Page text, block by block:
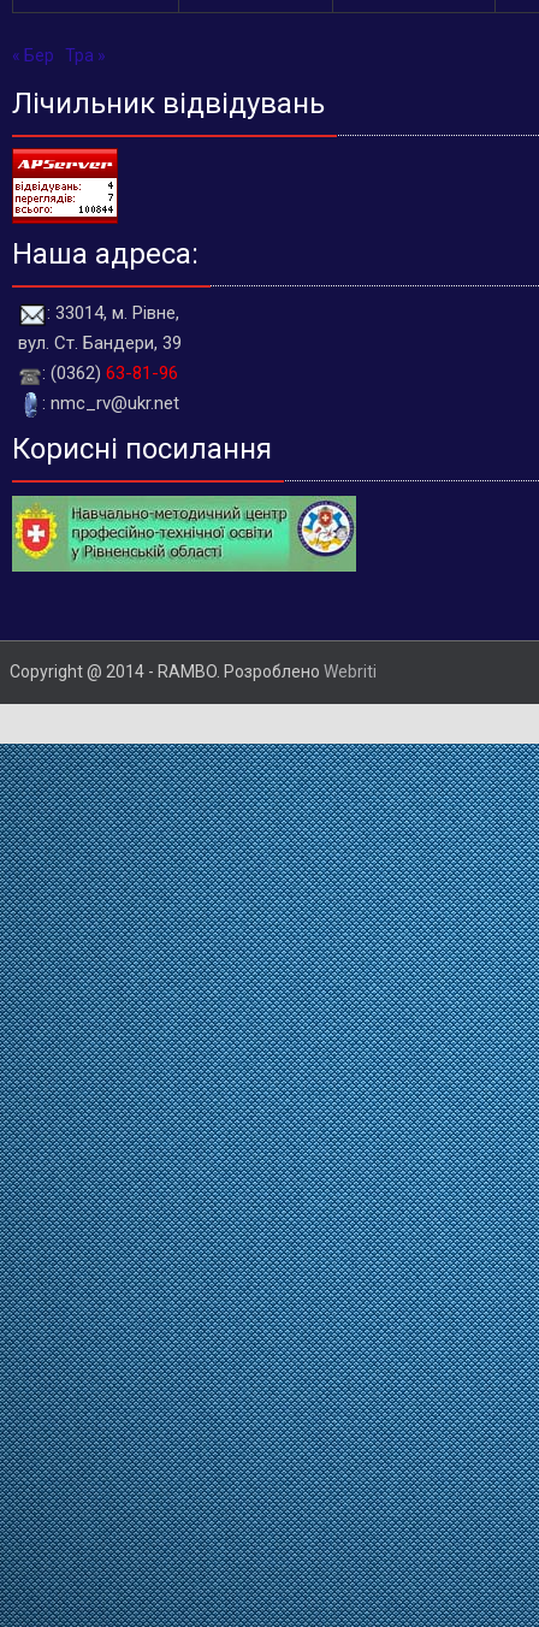
« Бер Тра »
Лічильник відвідувань
Наша адреса:
: 33014, м. Рівне,
вул. Ст. Бандери, 39
: (0362) 63-81-96
: nmc_rv@ukr.net
Корисні посилання
Copyright @ 2014 - RAMBO. Розроблено Webriti